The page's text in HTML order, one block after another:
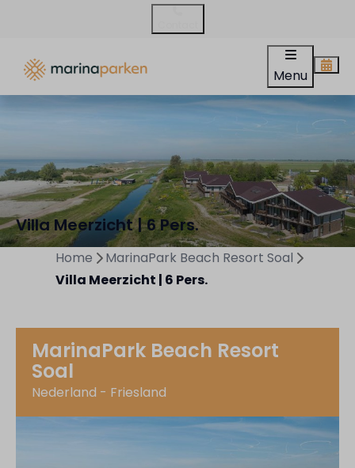
Menu
Villa Meerzicht | 6 Pers.
Home
MarinaPark Beach Resort Soal
Villa Meerzicht | 6 Pers.
MarinaPark Beach Resort
Soal
Nederland - Friesland